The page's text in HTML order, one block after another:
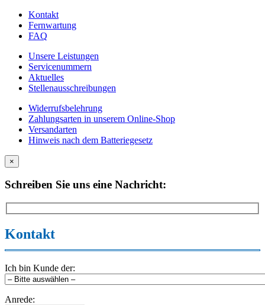
Kontakt
Fernwartung
FAQ
Unsere Leistungen
Servicenummern
Aktuelles
Stellenausschreibungen
Widerrufsbelehrung
Zahlungsarten in unserem Online-Shop
Versandarten
Hinweis nach dem Batteriegesetz
×
Schreiben Sie uns eine Nachricht:
Kontakt
Ich bin Kunde der:
Anrede: